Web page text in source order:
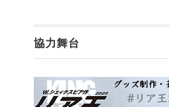
協力舞台